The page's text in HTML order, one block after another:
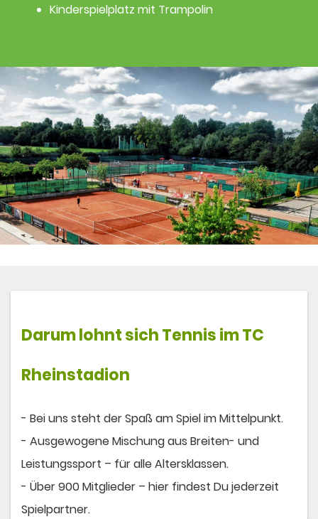
Kinderspielplatz mit Trampolin
Darum lohnt sichTennisim TC
Rheinstadion
- Bei uns steht der Spaß am Spiel im Mittelpunkt.
- Ausgewogene Mischung aus Breiten- und
Leistungssport – für alle Altersklassen.
- Über 900 Mitglieder – hier findest Du jederzeit
Spielpartner.